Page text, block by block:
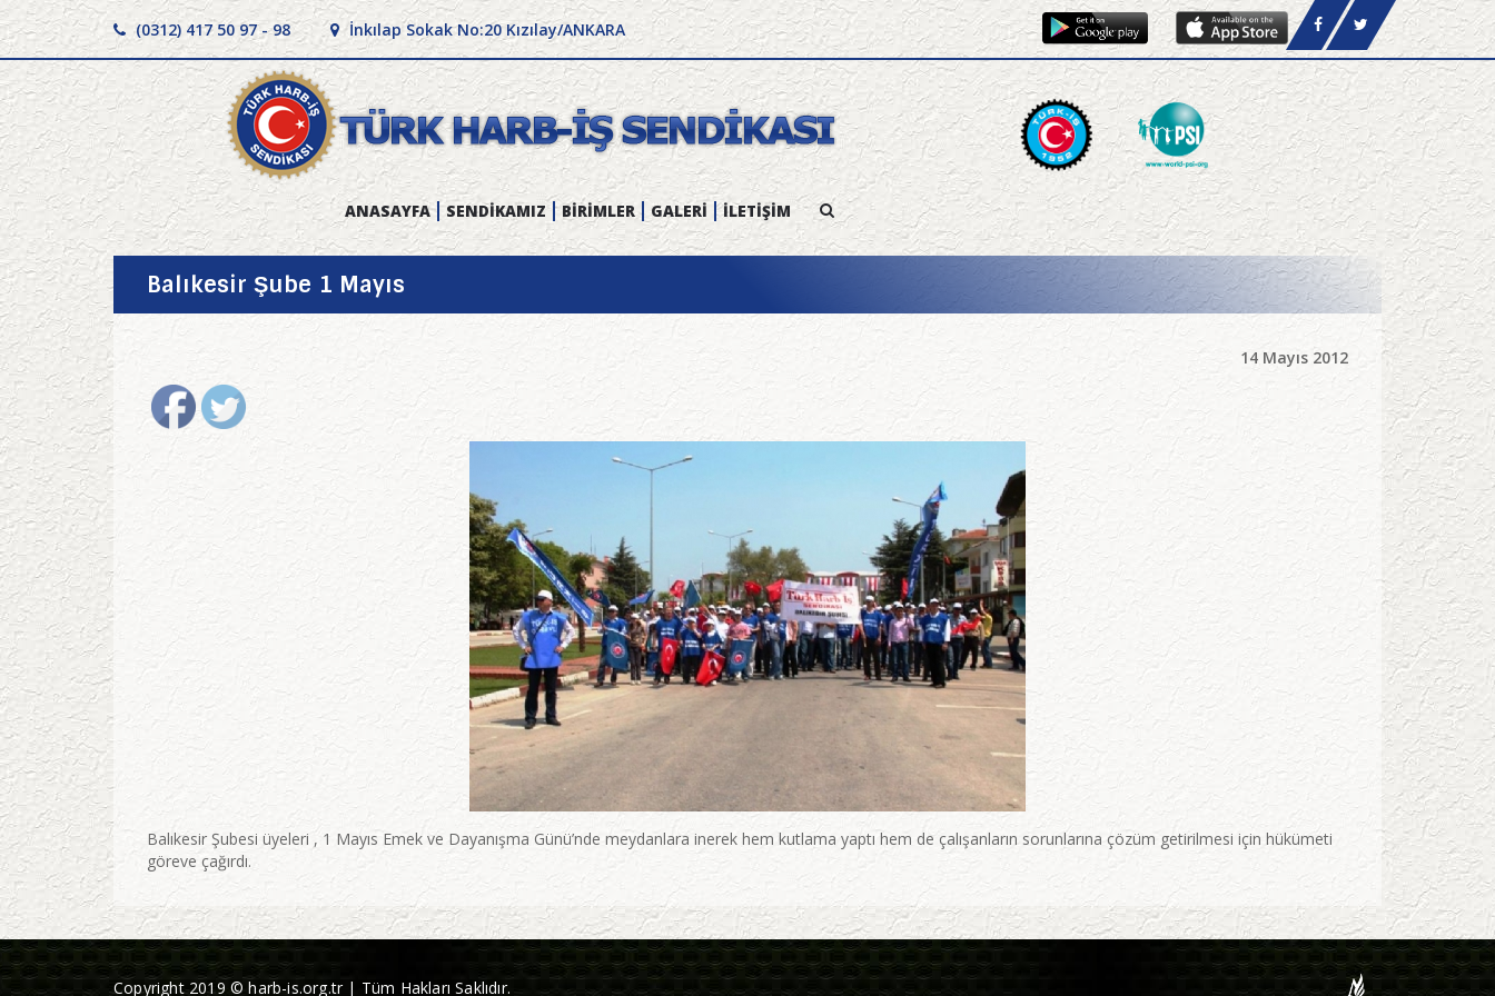
(0312) 417 50 97 - 98 İnkılap Sokak No:20 Kızılay/ANKARA
ANASAYFA SENDİKAMIZ BİRİMLER GALERİ İLETİŞİM
Balıkesir Şube 1 Mayıs
14 Mayıs 2012
Balıkesir Şubesi üyeleri , 1 Mayıs Emek ve Dayanışma Günü’nde meydanlara inerek hem kutlama yaptı hem de çalışanların sorunlarına çözüm getirilmesi için hükümeti
göreve çağırdı.
Copyright 2019 © harb-is.org.tr | Tüm Hakları Saklıdır.